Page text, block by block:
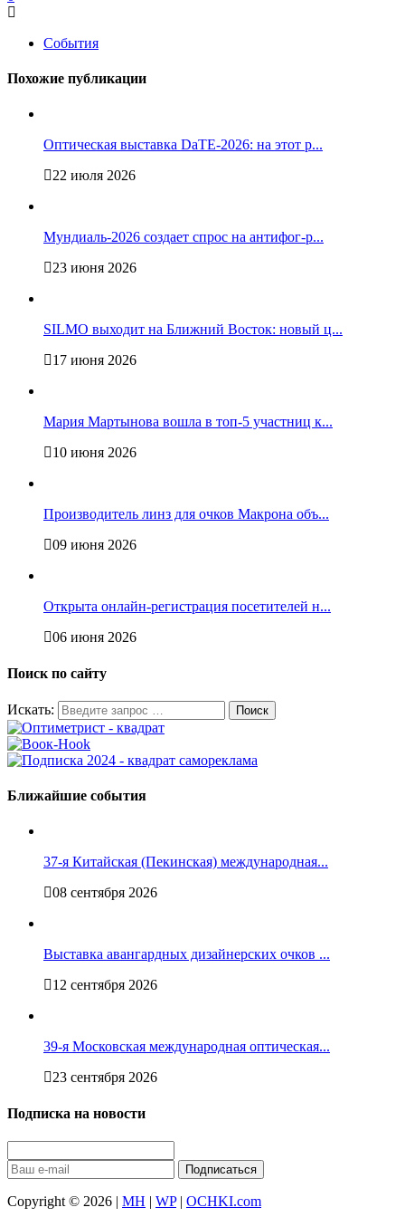
События
Похожие публикации
Оптическая выставка DaTE-2026: на этот р...
22 июля 2026
Мундиаль-2026 создает спрос на антифог-р...
23 июня 2026
SILMO выходит на Ближний Восток: новый ц...
17 июня 2026
Мария Мартынова вошла в топ-5 участниц к...
10 июня 2026
Производитель линз для очков Макрона объ...
09 июня 2026
Открыта онлайн-регистрация посетителей н...
06 июня 2026
Поиск по сайту
Искать:
Ближайшие события
37-я Китайская (Пекинская) международная...
08 сентября 2026
Выставка авангардных дизайнерских очков ...
12 сентября 2026
39-я Московская международная оптическая...
23 сентября 2026
Подписка на новости
Подписаться
Copyright © 2026 | MH | WP| OCHKI.com